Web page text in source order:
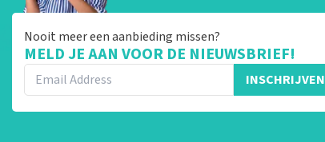
Nooit meer een aanbieding missen?
MELD JE AAN VOOR DE NIEUWSBRIEF!
INSCHRIJVEN